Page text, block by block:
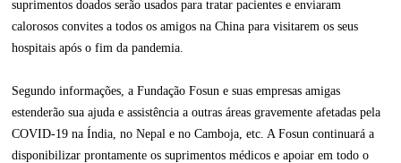
suprimentos doados serão usados para tratar pacientes e enviaram
calorosos convites a todos os amigos na China para visitarem os seus
hospitais após o fim da pandemia.
Segundo informações, a Fundação Fosun e suas empresas amigas
estenderão sua ajuda e assistência a outras áreas gravemente afetadas pela
COVID-19 na Índia, no Nepal e no Camboja, etc. A Fosun continuará a
disponibilizar prontamente os suprimentos médicos e apoiar em todo o